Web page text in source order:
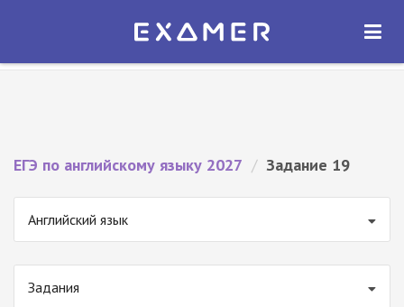
Экзамер — ЕГЭ 2027
ОТКРЫТЬ
ЕГЭ по английскому языку 2027 / Задание 19
Английский язык
Задания